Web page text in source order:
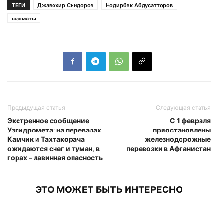
ТЕГИ Джавохир Синдоров
Нодирбек Абдусатторов
шахматы
Предыдущая статья
Экстренное сообщение
Узгидромета: на перевалах
Камчик и Тахтакорача
ожидаются снег и туман, в
горах – лавинная опасность
Следующая статья
С 1 февраля
приостановлены
железнодорожные
перевозки в Афганистан
ЭТО МОЖЕТ БЫТЬ ИНТЕРЕСНО